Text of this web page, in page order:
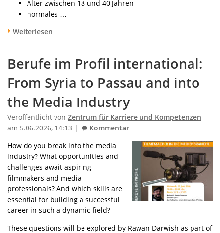
Alter zwischen 18 und 40 Jahren
normales …
Weiterlesen
Berufe im Profil international:
From Syria to Passau and into
the Media Industry
Veröffentlicht von Zentrum für Karriere und Kompetenzen
am 5.06.2026, 14:13 |
Kommentar
How do you break into the media
industry? What opportunities and
challenges await aspiring
filmmakers and media
professionals? And which skills are
essential for building a successful
career in such a dynamic field?
These questions will be explored by Rawan Darwish as part of